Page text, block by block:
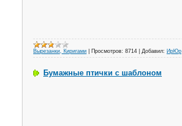
Вырезанки, Киригами Просмотров: 8714 Добавил: ИрЮр
Бумажные птички с шаблоном